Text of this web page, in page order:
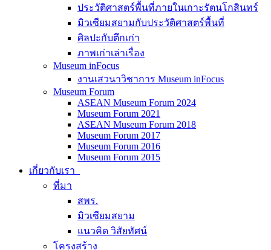
ประวัติศาสตร์พื้นที่ภายในเกาะรัตนโกสินทร์
มิวเซียมสยามกับประวัติศาสตร์พื้นที่
ศิลปะกับตึกเก่า
ภาพเก่าเล่าเรื่อง
Museum inFocus
งานเสวนาวิชาการ Museum inFocus
Museum Forum
ASEAN Museum Forum 2024
Museum Forum 2021
ASEAN Museum Forum 2018
Museum Forum 2017
Museum Forum 2016
Museum Forum 2015
เกี่ยวกับเรา
ที่มา
สพร.
มิวเซียมสยาม
แนวคิด วิสัยทัศน์
โครงสร้าง